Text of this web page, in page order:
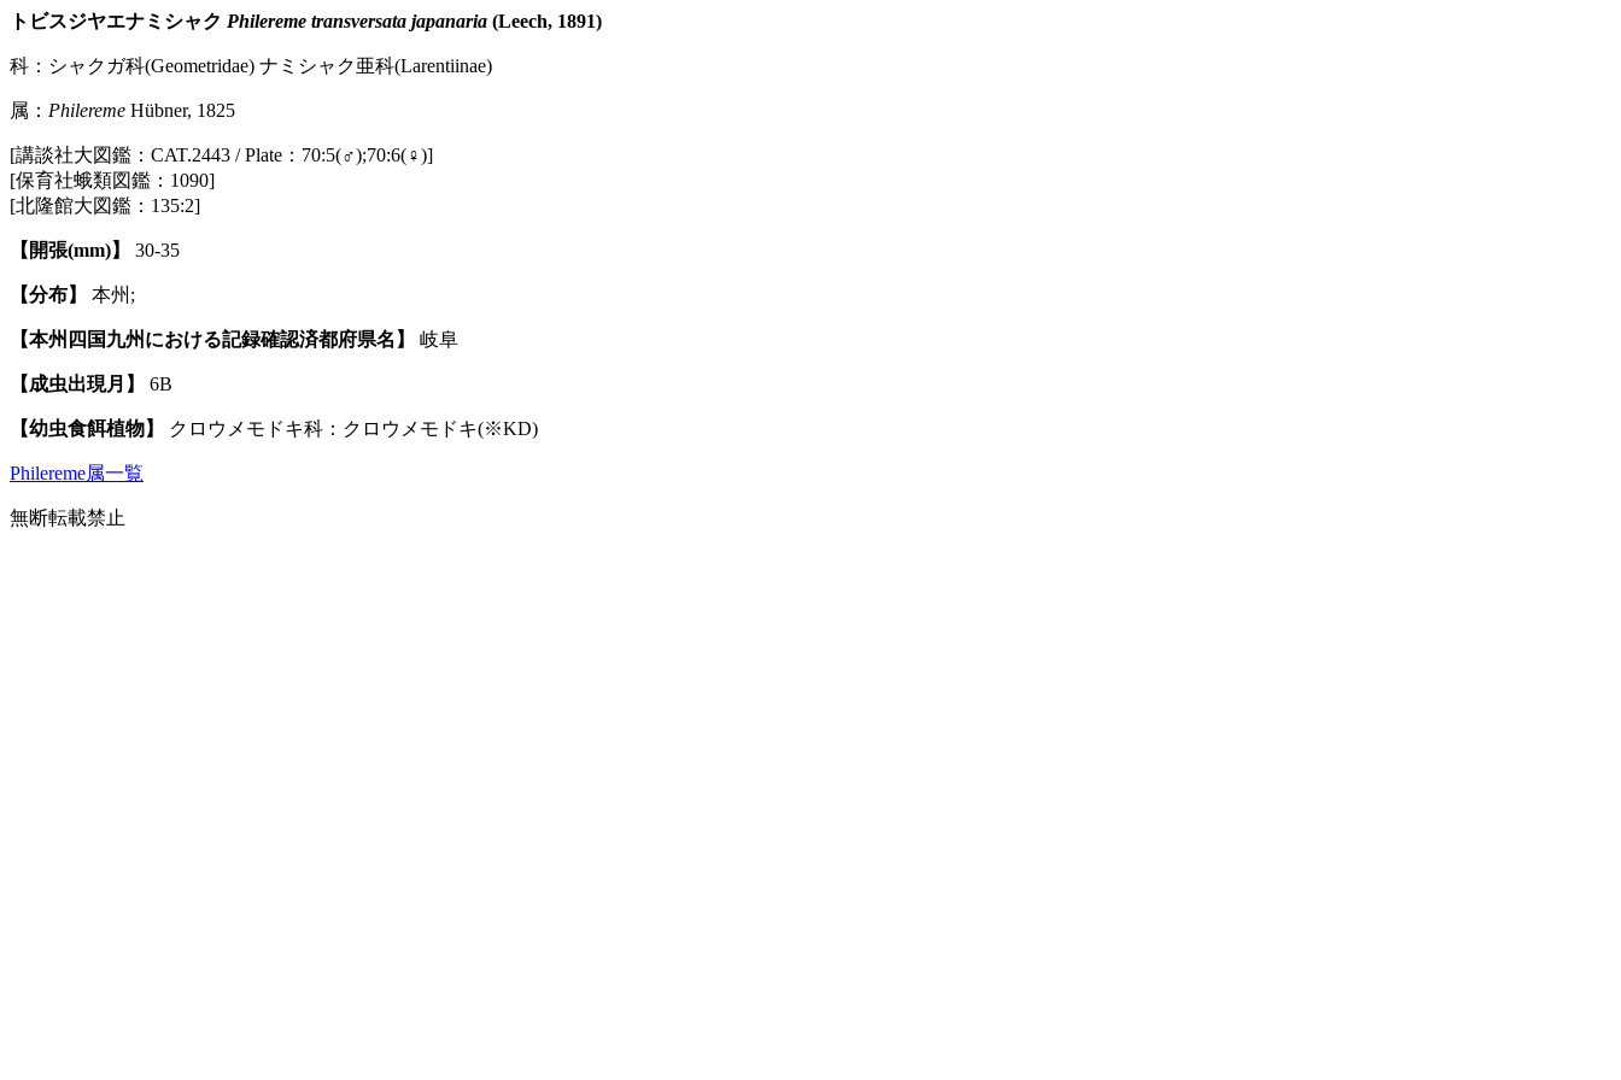
トビスジヤエナミシャク Philereme transversata japanaria (Leech, 1891)
科：シャクガ科(Geometridae) ナミシャク亜科(Larentiinae)
属： Philereme Hübner, 1825
[講談社大図鑑：CAT.2443 / Plate：70:5(♂);70:6(♀)]
[保育社蛾類図鑑：1090]
[北隆館大図鑑：135:2]
【開張(mm)】 30-35
【分布】 本州;
【本州四国九州における記録確認済都府県名】 岐阜
【成虫出現月】 6B
【幼虫食餌植物】 クロウメモドキ科：クロウメモドキ(※KD)
Philereme属一覧
無断転載禁止